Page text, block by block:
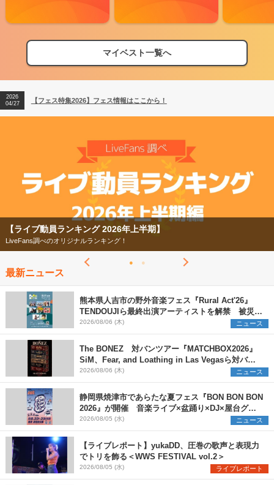
マイベスト一覧へ
【フェス特集2026】フェス情報はここから！
【ライブ動員ランキング】2026年上半期編発表！
2026
04/27
【フェス特集2026】フェス情報はここから！
2026
【ライブ動員ランキング 2026年上半期】
LiveFans調べのオリジナルランキング！
最新ニュース
熊本県人吉市の野外音楽フェス『Rural Act'26』
TENDOUJIら最終出演アーティストを解禁 被災地
支援プロジェクトの始動も発表
2026/08/06 (木) ニュース
The BONEZ 対バンツアー『MATCHBOX2026』
SiM、Fear, and Loathing in Las Vegasら対バン
アーティストを一斉解禁
2026/08/06 (木) ニュース
静岡県焼津市であらたな夏フェス『BON BON BON
2026』が開催 音楽ライブ×盆踊り×DJ×屋台グル
メ×ランタンナイトで彩る2日間
2026/08/05 (水) ニュース
【ライブレポート】yukaDD、圧巻の歌声と表現力
でトリを飾る＜WWS FESTIVAL vol.2＞
2026/08/05 (水) ライブレポート